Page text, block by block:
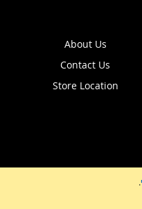
.
About Us
Contact Us
Store Location